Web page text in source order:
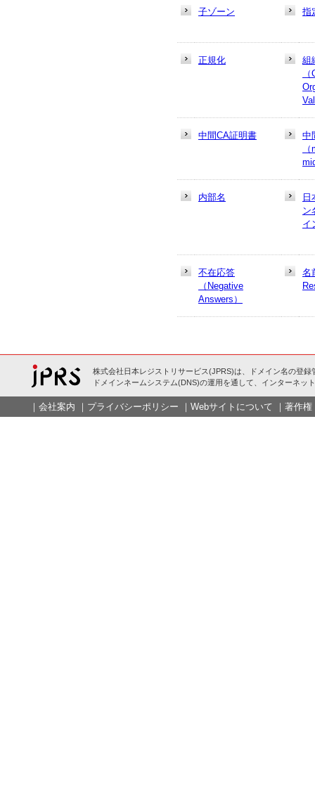
子ゾーン 指
正規化
組
中間CA証明書
中
内部名
ン
イ
不在応答
（Negative
Answers）
名
株式会社日本レジストリサービス(JPRS)は、ドメイン名の登録
ドメインネームシステム(DNS)の運用を通して、インターネッ
｜ 会社案内 ｜ プライバシーポリシー ｜ Webサイトについて ｜ 著作権